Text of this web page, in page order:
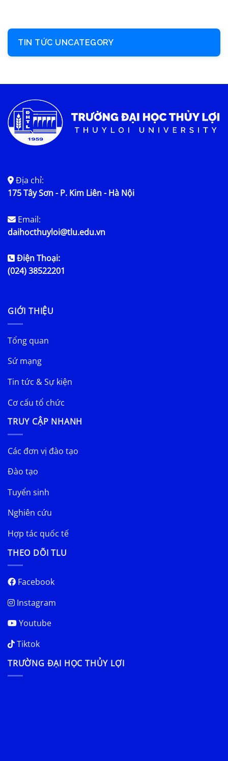
TIN TỨC UNCATEGORY
Địa chỉ:
175 Tây Sơn - P. Kim Liên - Hà Nội
Email:
daihocthuyloi@tlu.edu.vn
Điện Thoại:
(024) 38522201
GIỚI THIỆU
Tổng quan
Sứ mạng
Tin tức & Sự kiện
Cơ cấu tổ chức
TRUY CẬP NHANH
Các đơn vị đào tạo
Đào tạo
Tuyển sinh
Nghiên cứu
Hợp tác quốc tế
THEO DÕI TLU
Facebook
Instagram
Youtube
Tiktok
TRƯỜNG ĐẠI HỌC THỦY LỢI